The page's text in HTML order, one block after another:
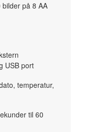
på 8 AA
USB port
temperatur,
til 60